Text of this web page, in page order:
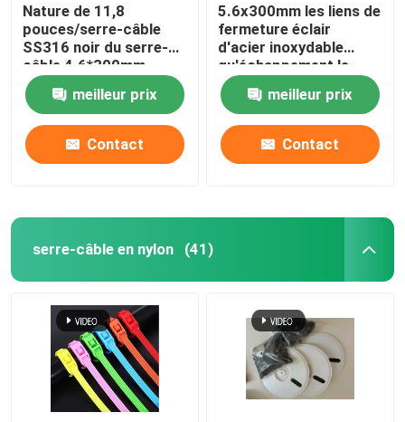
Nature de 11,8
pouces/serre-câble
SS316 noir du serre-
câble 4.6*300mm
d'acier inoxydable
meilleur prix
Contact
5.6x300mm les liens de
fermeture éclair
d'acier inoxydable
qu'échappement le
PVC d'en-tête de pot
ont enduit des serres-
câble de solides
solubles
meilleur prix
Contact
serre-câble en nylon (41)